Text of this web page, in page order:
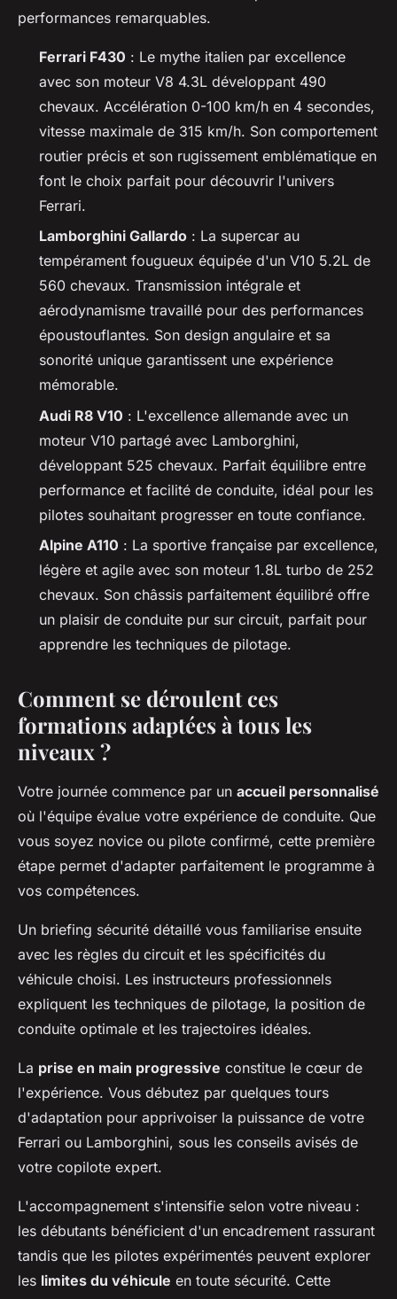
performances remarquables.
Ferrari F430 : Le mythe italien par excellence
avec son moteur V8 4.3L développant 490
chevaux. Accélération 0-100 km/h en 4 secondes,
vitesse maximale de 315 km/h. Son comportement
routier précis et son rugissement emblématique en
font le choix parfait pour découvrir l'univers
Ferrari.
Lamborghini Gallardo : La supercar au
tempérament fougueux équipée d'un V10 5.2L de
560 chevaux. Transmission intégrale et
aérodynamisme travaillé pour des performances
époustouflantes. Son design angulaire et sa
sonorité unique garantissent une expérience
mémorable.
Audi R8 V10 : L'excellence allemande avec un
moteur V10 partagé avec Lamborghini,
développant 525 chevaux. Parfait équilibre entre
performance et facilité de conduite, idéal pour les
pilotes souhaitant progresser en toute confiance.
Alpine A110 : La sportive française par excellence,
légère et agile avec son moteur 1.8L turbo de 252
chevaux. Son châssis parfaitement équilibré offre
un plaisir de conduite pur sur circuit, parfait pour
apprendre les techniques de pilotage.
Comment se déroulent ces
formations adaptées à tous les
niveaux ?
Votre journée commence par un accueil personnalisé
où l'équipe évalue votre expérience de conduite. Que
vous soyez novice ou pilote confirmé, cette première
étape permet d'adapter parfaitement le programme à
vos compétences.
Un briefing sécurité détaillé vous familiarise ensuite
avec les règles du circuit et les spécificités du
véhicule choisi. Les instructeurs professionnels
expliquent les techniques de pilotage, la position de
conduite optimale et les trajectoires idéales.
La prise en main progressive constitue le cœur de
l'expérience. Vous débutez par quelques tours
d'adaptation pour apprivoiser la puissance de votre
Ferrari ou Lamborghini, sous les conseils avisés de
votre copilote expert.
L'accompagnement s'intensifie selon votre niveau :
les débutants bénéficient d'un encadrement rassurant
tandis que les pilotes expérimentés peuvent explorer
les limites du véhicule en toute sécurité. Cette